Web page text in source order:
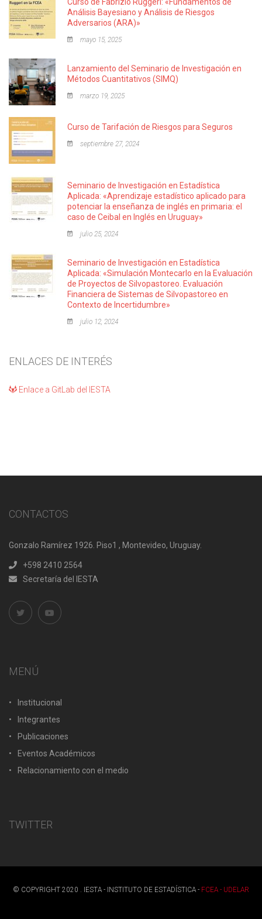
Análisis Bayesiano y Análisis de Riesgos
Adversarios (ARA)»
mayo 15, 2025
Lanzamiento del Seminario de Investigación en
Métodos Cuantitativos (SIMQ)
marzo 19, 2025
Curso de Tarifación de Riesgos para Seguros
septiembre 27, 2024
Seminario de Investigación en Estadística
Aplicada: «Aprendizaje estadístico aplicado para
potenciar la enseñanza de inglés en primaria: el
caso de Ceibal en Inglés en Uruguay»
julio 25, 2024
Seminario de Investigación en Estadística
Aplicada: «Simulación Montecarlo en la Evaluación
de Proyectos de Silvopastoreo. Evaluación
Financiera de Sistemas de Silvopastoreo en
Contexto de Incertidumbre»
julio 12, 2024
ENLACES DE INTERÉS
Enlace a GitLab del IESTA
CONTACTOS
Gonzalo Ramírez 1926. Piso1 , Montevideo, Uruguay.
+598 2410 2564
Secretaría del IESTA
MENÚ
Institucional
Integrantes
Publicaciones
Eventos Académicos
Relacionamiento con el medio
TWITTER
© COPYRIGHT 2020 . IESTA - INSTITUTO DE ESTADÍSTICA - FCEA - UDELAR